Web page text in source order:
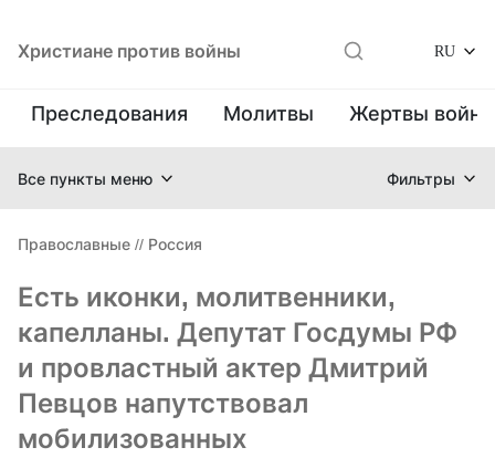
Христиане против войны RU
Преследования Молитвы Жертвы
Все пункты меню Фильтры
Православные // Россия
Есть иконки, молитвенники,
капелланы. Депутат Госдумы РФ
и провластный актер Дмитрий
Певцов напутствовал
мобилизованных